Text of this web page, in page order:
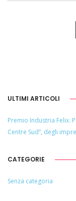
ULTIMI ARTICOLI
Premio Industria Felix.
Centre Sud”, degli
CATEGORIE
Senza categoria